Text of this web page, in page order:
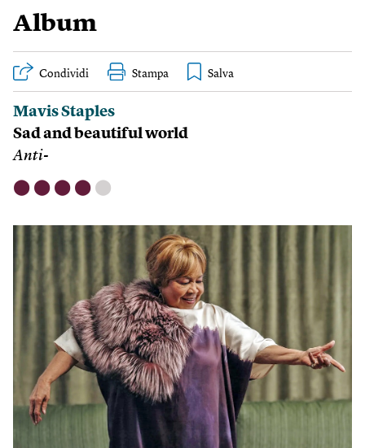
Album
Condividi Stampa
Mavis Staples
Sad and beautiful world
Anti-
⬤ ⬤ ⬤ ⬤ ⬤